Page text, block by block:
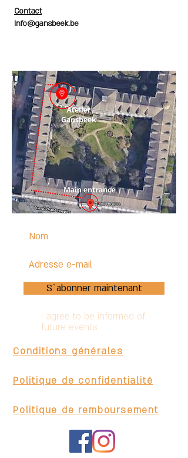
Contact
Info@gansbeek.be
S`abonner maintenant
I agree to be informed of
future events
Conditions générales
Politique de confidentialité
Politique de remboursement